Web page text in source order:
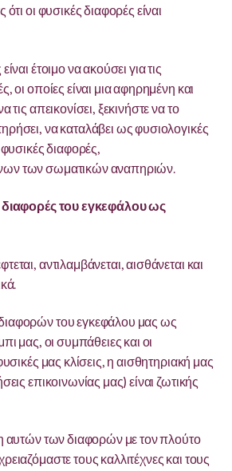
ότι οι φυσικές διαφορές είναι
έτοιμο να ακούσει για τις
οι οποίες είναι μια αφηρημένη και
τις απεικονίσει, ξεκινήστε να το
να καταλάβει ως φυσιολογικές
φυσικές διαφορές,
των σωματικών αναπηριών.
διαφορές του εγκεφάλου ως
αντιλαμβάνεται, αισθάνεται και
του εγκεφάλου μας ως
μας, οι συμπάθειες και οι
μας κλίσεις, η αισθητηριακή μας
επικοινωνίας μας) είναι ζωτικής
αυτών των διαφορών με τον πλούτο
τους καλλιτέχνες και τους